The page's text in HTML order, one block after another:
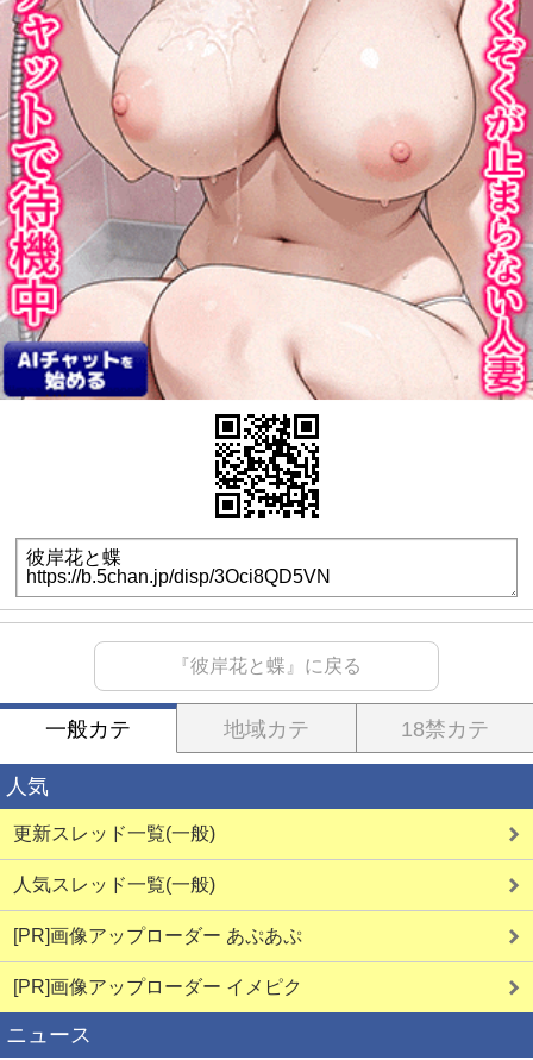
『彼岸花と蝶』に戻る
一般カテ 地域カテ 18禁カテ
人気
更新スレッド一覧(一般)
人気スレッド一覧(一般)
[PR]画像アップローダー あぷあぷ
[PR]画像アップローダー イメピク
ニュース